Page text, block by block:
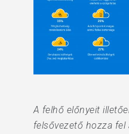
A felhő előnyeit
felsővezető hozza fel